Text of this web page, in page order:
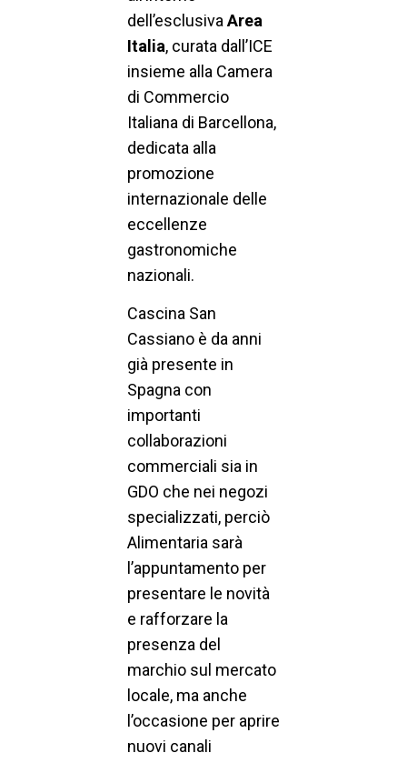
dell’esclusiva Area
Italia, curata dall’ICE
insieme alla Camera
di Commercio
Italiana di Barcellona,
dedicata alla
promozione
internazionale delle
eccellenze
gastronomiche
nazionali.
Cascina San
Cassiano è da anni
già presente in
Spagna con
importanti
collaborazioni
commerciali sia in
GDO che nei negozi
specializzati, perciò
Alimentaria sarà
l’appuntamento per
presentare le novità
e rafforzare la
presenza del
marchio sul mercato
locale, ma anche
l’occasione per aprire
nuovi canali